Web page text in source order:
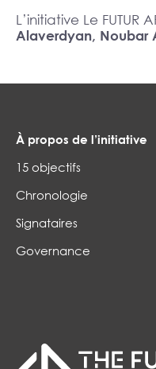
L’initiative Le
Alaverdyan, Noubar
À propos de l’initiative
15 objectifs
Chronologie
Signataires
Governance